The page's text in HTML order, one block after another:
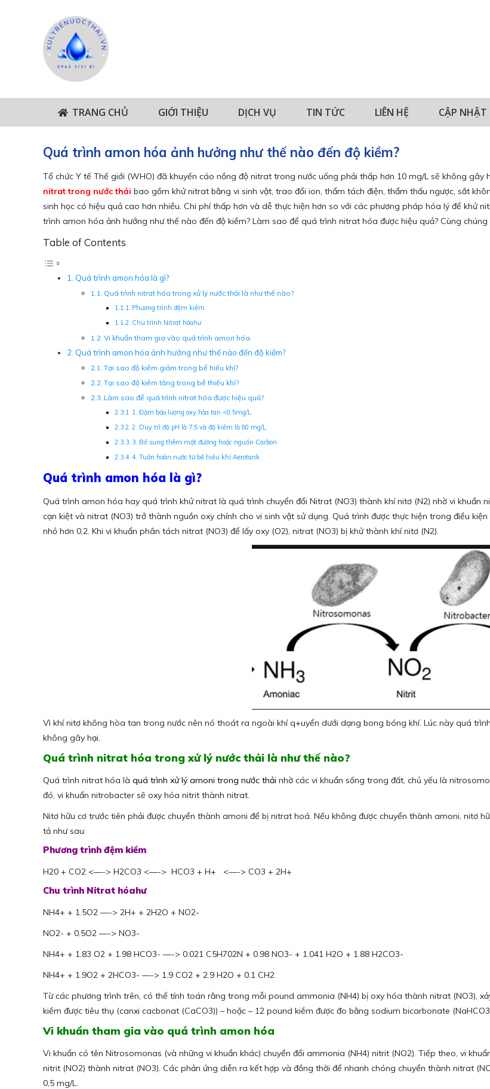
TRANG CHỦ GIỚI THIỆU DỊCH VỤ TIN TỨC LIÊN HỆ CẬP NHẬT
Quá trình amon hóa ảnh hưởng như thế nào đến độ kiềm?
Tổ chức Y tế Thế giới (WHO) đã khuyến cáo nồng độ nitrat trong nước uống phải thấp hơn 10 mg/L sẽ không gây
nitrat trong nước thải bao gồm khử nitrat bằng vi sinh vật, trao đổi ion, thẩm tách điện, thẩm thấu ngược, sắt
sinh học có hiệu quả cao hơn nhiều. Chi phí thấp hơn và dễ thực hiện hơn so với các phương pháp hóa lý để khử
trình amon hóa ảnh hưởng như thế nào đến độ kiềm? Làm sao để quá trình nitrat hóa được hiệu quả? Cùng
Table of Contents
Quá trình amon hóa là gì?
Quá trình nitrat hóa trong xử lý nước thải là như thế nào?
Phương trình đệm kiềm
Chu trình Nitrat hóahư
Vi khuẩn tham gia vào quá trình amon hóa
Quá trình amon hóa ảnh hưởng như thế nào đến độ kiềm?
Tại sao độ kiềm giảm trong bể hiếu khí?
Tại sao độ kiềm tăng trong bể thiếu khí?
Làm sao để quá trình nitrat hóa được hiệu quả?
1. Đảm bảo lượng oxy hòa tan <0.5mg/L
2. Duy trì độ pH là 7,5 và độ kiềm là 80 mg/L
3. Bổ sung thêm mật đường hoặc nguồn Carbon
4. Tuần hoàn nước từ bể hiếu khí Aerotank
Quá trình amon hóa là gì?
Quá trình amon hóa hay quá trình khử nitrat là quá trình chuyển đổi Nitrat (NO3) thành khí nitơ (N2) nhờ vi
cạn kiệt và nitrat (NO3) trở thành nguồn oxy chính cho vi sinh vật sử dụng. Quá trình được thực hiện trong điều
nhỏ hơn 0,2. Khi vi khuẩn phân tách nitrat (NO3) để lấy oxy (O2), nitrat (NO3) bị khử thành khí nitơ (N2).
Vì khí nitơ không hòa tan trong nước nên nó thoát ra ngoài khí q+uyển dưới dạng bong bóng khí. Lúc này quá
không gây hại.
Quá trình nitrat hóa trong xử lý nước thải là như thế nào?
Quá trình nitrat hóa là quá trình xử lý amoni trong nước thải nhờ các vi khuẩn sống trong đất, chủ yếu là
đó, vi khuẩn nitrobacter sẽ oxy hóa nitrit thành nitrat.
Nitơ hữu cơ trước tiên phải được chuyển thành amoni để bị nitrat hoá. Nếu không được chuyển thành amoni, nitơ
tả như sau:
Phương trình đệm kiềm
H20 + CO2 <—-> H2CO3 <—-> HCO3 + H+ <—-> CO3 + 2H+
Chu trình Nitrat hóahư
NH4+ + 1.5O2 —-> 2H+ + 2H2O + NO2-
NO2- + 0.5O2 —-> NO3-
NH4+ + 1.83 O2 + 1.98 HCO3- —-> 0.021 C5H702N + 0.98 NO3- + 1.041 H2O + 1.88 H2CO3-
NH4+ + 1.9O2 + 2HCO3- —-> 1.9 CO2 + 2.9 H2O + 0.1 CH2
Từ các phương trình trên, có thể tính toán rằng trong mỗi pound ammonia (NH4) bị oxy hóa thành nitrat (NO3),
kiềm được tiêu thụ (canxi cacbonat (CaCO3)) – hoặc – 12 pound kiềm được đo bằng sodium bicarbonate
Vi khuẩn tham gia vào quá trình amon hóa
Vi khuẩn có tên Nitrosomonas (và những vi khuẩn khác) chuyển đổi ammonia (NH4) nitrit (NO2). Tiếp theo, vi
nitrit (NO2) thành nitrat (NO3). Các phản ứng diễn ra kết hợp và đồng thời để nhanh chóng chuyển thành nitrat
0,5 mg/L.